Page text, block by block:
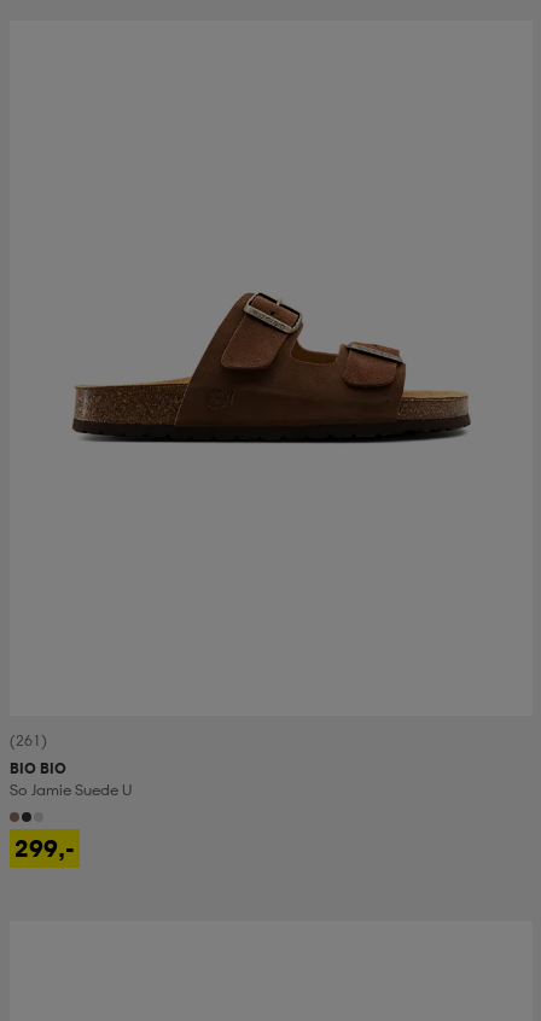
(261)
BIO BIO
So Jamie Suede U
299,-